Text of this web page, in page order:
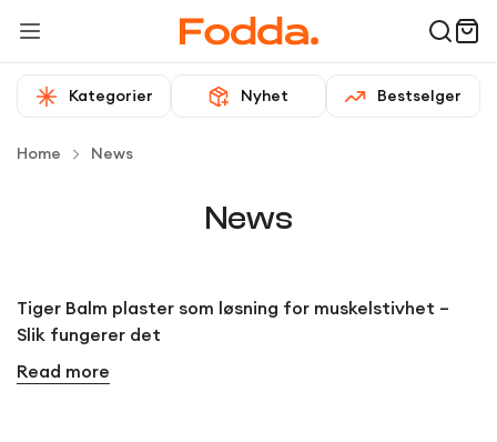
Kategorier Nyhet Bestselger
Home News
News
Tiger Balm plaster som løsning for muskelstivhet –
Slik fungerer det
Read more